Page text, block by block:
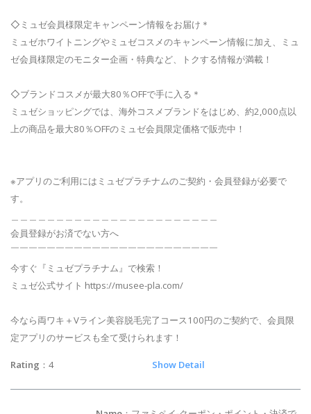
◇ミュゼ会員様限定キャンペーン情報をお届け＊
ミュゼホワイトニングやミュゼコスメのキャンペーン情報に加え、ミュ
ゼ会員様限定のモニター企画・特典など、トクする情報が満載！
◇ブランドコスメが最大80％OFFで手に入る＊
ミュゼショッピングでは、海外コスメブランドをはじめ、約2,000点以
上の商品を最大80％OFFのミュゼ会員限定価格で販売中！
※アプリのご利用にはミュゼプラチナムのご契約・会員登録が必要で
す。
会員登録がお済でない方へ
￣￣￣￣￣￣￣￣￣￣￣￣￣￣￣￣￣￣￣￣￣￣￣
今すぐ『ミュゼプラチナム』で検索！
ミュゼ公式サイト https://musee-pla.com/
今なら両ワキ＋Vライン美容脱毛完了コース100円のご契約で、会員限
定アプリのサービスも全て受けられます！
Rating ：4 Show Detail